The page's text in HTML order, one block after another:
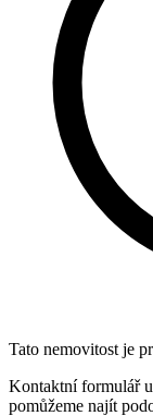
Tato nemovitost je
Kontaktní formulář
pomůžeme najít